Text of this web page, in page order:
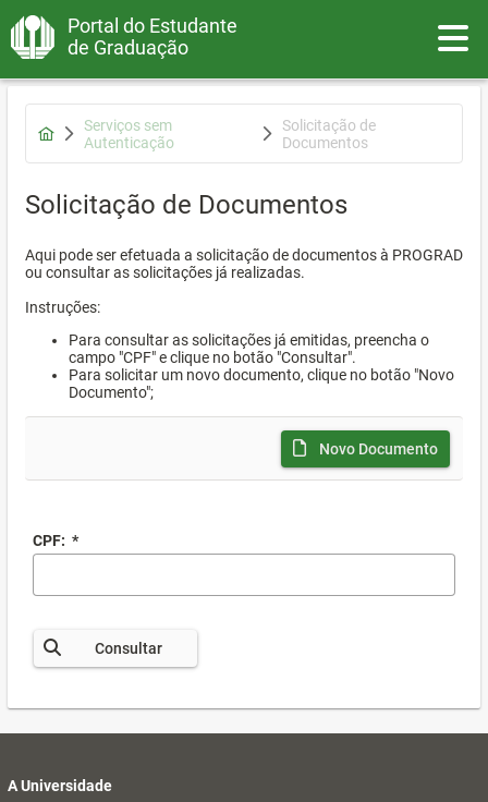
Portal do Estudante
de Graduação
Serviços sem
Autenticação
Solicitação de
Documentos
Solicitação de Documentos
Aqui pode ser efetuada a solicitação de documentos à PROGRAD
ou consultar as solicitações já realizadas.
Instruções:
Para consultar as solicitações já emitidas, preencha o
campo "CPF" e clique no botão "Consultar".
Para solicitar um novo documento, clique no botão "Novo
Documento";
Novo Documento
CPF: *
Consultar
A Universidade